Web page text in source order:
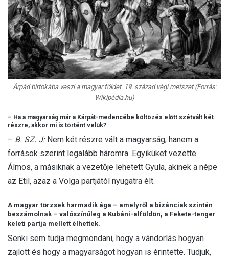
Árpád birtokába veszi a magyar földet. 19. század végi metszet (Forrás:
Wikipédia.hu)
– Ha a magyarság már a Kárpát-medencébe költözés előtt szétvált két
részre, akkor mi is történt velük?
– B. SZ. J:Nem két részre vált a magyarság, hanem a
források szerint legalább háromra. Egyiküket vezette
Álmos, a másiknak a vezetője lehetett Gyula, akinek a népe
az Etil, azaz a Volga partjától nyugatra élt.
A magyar törzsek harmadik ága – amelyről a bizánciak szintén
beszámolnak – valószínűleg a Kubáni-alföldön, a Fekete-tenger
keleti partja mellett élhettek.
Senki sem tudja megmondani, hogy a vándorlás hogyan
zajlott és hogy a magyarságot hogyan is érintette. Tudjuk,